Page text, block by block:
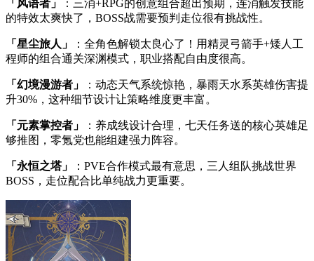
「风语者」
：三消+RPG的创意组合超出预期，连消触发技能
的特效太爽快了，BOSS战需要预判走位很有挑战性。
「星尘旅人」
：全角色解锁太良心了！用精灵弓箭手+矮人工
程师的组合通关深渊模式，职业搭配自由度很高。
「幻境漫游者」
：动态天气系统惊艳，暴雨天水系英雄伤害提
升30%，这种细节设计让策略维度更丰富。
「元素掌控者」
：养成线设计合理，七天任务送的核心英雄足
够推图，零氪党也能组建强力阵容。
「永恒之塔」
：PVE合作模式最有意思，三人组队挑战世界
BOSS，走位配合比单纯战力更重要。